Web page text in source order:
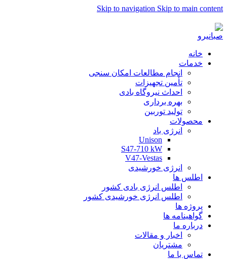
Skip to navigation Skip to main content
خانه
خدمات
انجام مطالعات امکان سنجی
تأمین تجهیزات
احداث نیروگاه بادی
بهره برداری
تولید توربین
محصولات
انرژی باد
Unison
S47-710 kW
V47-Vestas
انرژی خورشیدی
اطلس ها
اطلس انرژی بادی کشور
اطلس انرژی خورشیدی کشور
پروژه ها
گواهینامه ها
درباره ما
اخبار و مقالات
مشتریان
تماس با ما